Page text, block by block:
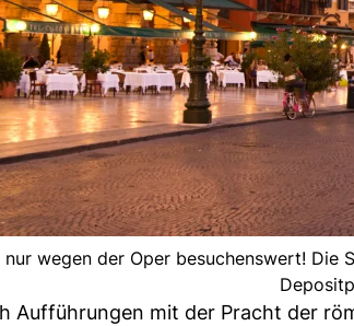
wegen der Oper besuchenswert!
Aufführungen mit der Pracht der